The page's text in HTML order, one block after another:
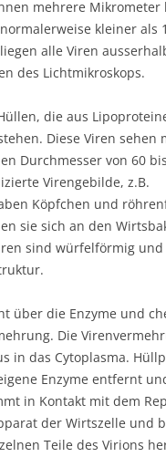
mehrere Mikrometer
kleiner als
alle Viren
des Lichtmikroskops.
die aus
Diese Viren sehen
Durchmesser von 60
Virengebilde, z.B.
Köpfchen und
sie sich an den
sind würfelförmig
über die Enzyme und
Die
in das Cytoplasma.
Enzyme entfernt
in Kontakt mit dem
der Wirtszelle und
Teile des Virions